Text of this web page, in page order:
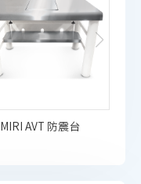
MIRI AVT 防震台